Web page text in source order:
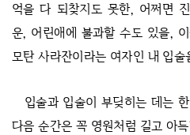
억을 다 되찾지도 못한, 어쩌면
운, 어린애에 불과할 수도 있을,
모탄 사라잔이라는 여자인 내 입술
입술과 입술이 부딪히는 데는
다음 순간은 꼭 영원처럼 길고 아